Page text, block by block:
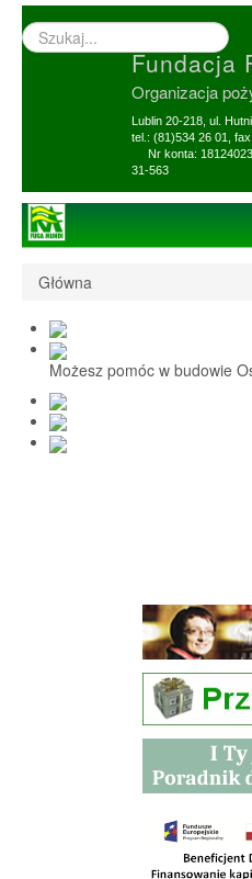
Wyszukiwarka
–
Fundacja
Organizacja
Lublin 20-218, ul.
tel.: (81)534 26 01,
Nr konta:
31-563
1,5% i darowizny
Nasi Beneficjenci
Ośrodek Reh-Szkol
Sprawozdania
Główna
Możesz pomóc w budowie